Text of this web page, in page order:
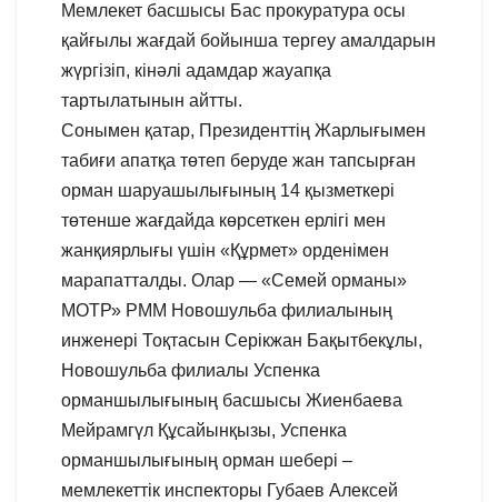
Мемлекет басшысы Бас прокуратура осы
қайғылы жағдай бойынша тергеу амалдарын
жүргізіп, кінәлі адамдар жауапқа
тартылатынын айтты.
Сонымен қатар, Президенттің Жарлығымен
табиғи апатқа төтеп беруде жан тапсырған
орман шаруашылығының 14 қызметкері
төтенше жағдайда көрсеткен ерлігі мен
жанқиярлығы үшін «Құрмет» орденімен
марапатталды. Олар — «Семей орманы»
МОТР» РММ Новошульба филиалының
инженері Тоқтасын Серікжан Бақытбекұлы,
Новошульба филиалы Успенка
орманшылығының басшысы Жиенбаева
Мейрамгүл Құсайынқызы, Успенка
орманшылығының орман шебері –
мемлекеттік инспекторы Губаев Алексей